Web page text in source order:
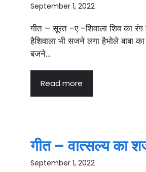
September 1, 2022
गीत – सूरत -ए -शिवाला शिव का
हैशिवाला भी सजने लगा हैभोले बाबा का
बजने...
Read more
गीत – वात्सल्य का
September 1, 2022